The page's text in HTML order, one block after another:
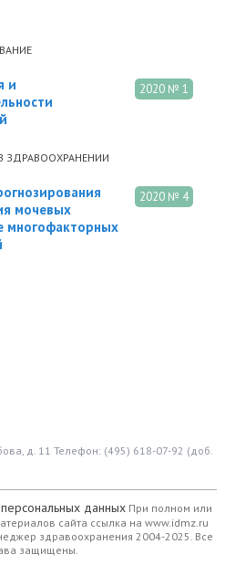
2020 № 1
и
ЗДРАВООХРАНЕНИИ
2020 № 4
мочевых
многофакторных
д. 11 Телефон: (495) 618-07-92 (доб.
данныхПри полном или
сайта ссылка на www.idmz.ru
здравоохранения 2004-2025. Все
защищены.